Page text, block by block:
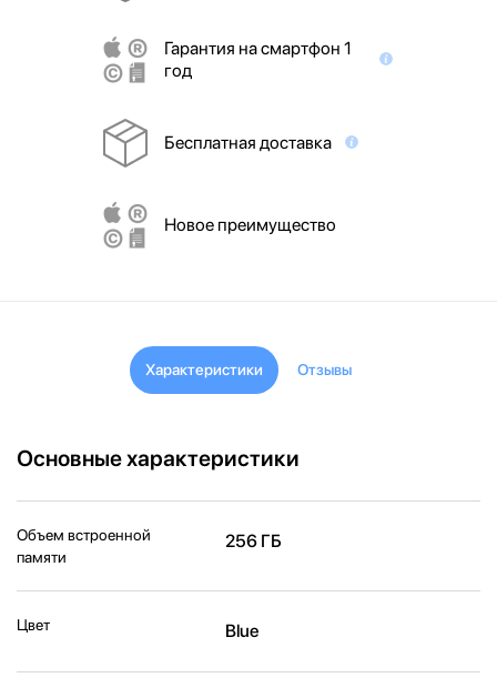
Гарантия на смартфон 1
год
Бесплатная доставка
Новое преимущество
Характеристики Отзывы
Основные характеристики
Объем встроенной
памяти
256 ГБ
Цвет Blue